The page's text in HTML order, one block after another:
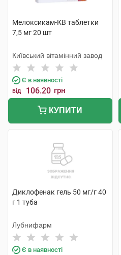
Мелоксикам-КВ таблетки
7,5 мг 20 шт
Київський вітамінний завод
Є в наявності
від 106.20 грн
КУПИТИ
Диклофенак гель 50 мг/г 40
г 1 туба
Лубнифарм
Є в наявності